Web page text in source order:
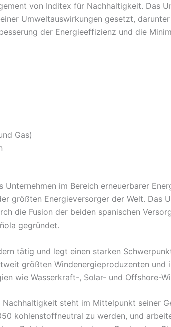
von Inditex für Nachhaltigkeit. Das
Umweltauswirkungen gesetzt,
der Energieeffizienz und die
Gas)
im Bereich erneuerbarer
größten Energieversorger der Welt. Das
die Fusion der beiden spanischen
gegründet.
tätig und legt einen starken
größten Windenergieproduzenten und
wie Wasserkraft-, Solar- und Offshore-
steht im Mittelpunkt seiner
kohlenstoffneutral zu werden, und